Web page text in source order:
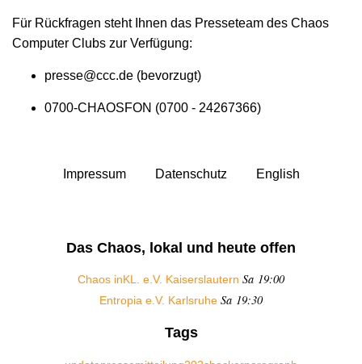
Für Rückfragen steht Ihnen das Presseteam des Chaos
Computer Clubs zur Verfügung:
presse@ccc.de (bevorzugt)
0700-CHAOSFON (0700 - 24267366)
Impressum Datenschutz English
Das Chaos, lokal und heute offen
Chaos inKL. e.V. Kaiserslautern Sa 19:00
Entropia e.V. Karlsruhe Sa 19:30
Tags